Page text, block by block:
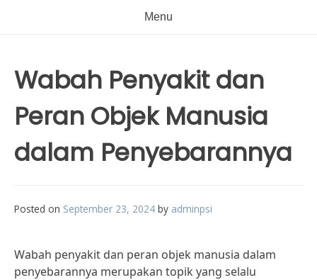
Menu
Wabah Penyakit dan
Peran Objek Manusia
dalam Penyebarannya
Posted on September 23, 2024 by adminpsi
Wabah penyakit dan peran objek manusia dalam
penyebarannya merupakan topik yang selalu